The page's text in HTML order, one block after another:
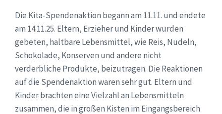
Die Kita-Spendenaktion begann am 11.11. und endete
am 14.11.25. Eltern, Erzieher und Kinder wurden
gebeten, haltbare Lebensmittel, wie Reis, Nudeln,
Schokolade, Konserven und andere nicht
verderbliche Produkte, beizutragen. Die Reaktionen
auf die Spendenaktion waren sehr gut. Eltern und
Kinder brachten eine Vielzahl an Lebensmitteln
zusammen, die in großen Kisten im Eingangsbereich